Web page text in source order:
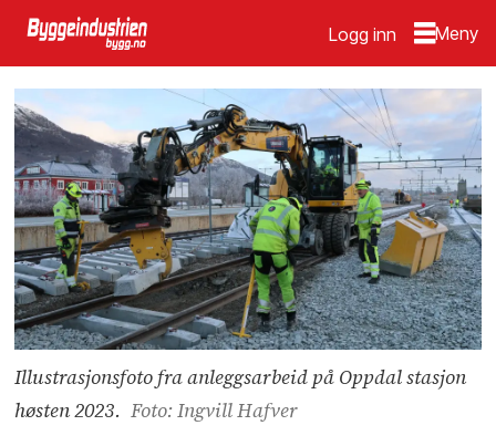
Logg inn
Illustrasjonsfoto fra anleggsarbeid på Oppdal stasjon
høsten 2023. Foto: Ingvill Hafver